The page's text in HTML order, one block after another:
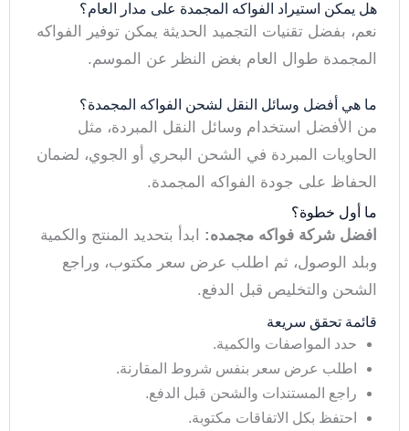
هل يمكن استيراد الفواكه المجمدة على مدار العام؟
نعم، بفضل تقنيات التجميد الحديثة يمكن توفير الفواكه
المجمدة طوال العام بغض النظر عن الموسم.
ما هي أفضل وسائل النقل لشحن الفواكه المجمدة؟
من الأفضل استخدام وسائل النقل المبردة، مثل
الحاويات المبردة في الشحن البحري أو الجوي، لضمان
الحفاظ على جودة الفواكه المجمدة.
ما أول خطوة؟
افضل شركة فواكه مجمده: ابدأ بتحديد المنتج والكمية
وبلد الوصول، ثم اطلب عرض سعر مكتوب، وراجع
الشحن والتخليص قبل الدفع.
قائمة تحقق سريعة
حدد المواصفات والكمية.
اطلب عرض سعر بنفس شروط المقارنة.
راجع المستندات والشحن قبل الدفع.
احتفظ بكل الاتفاقات مكتوبة.